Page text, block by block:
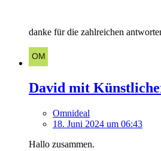
danke für die zahlreichen
David mit
Omnideal
18. Juni 2024 um 06:43
Hallo zusammen.